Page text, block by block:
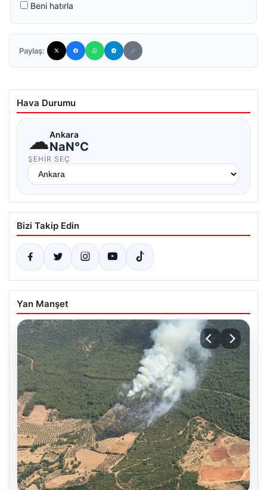
Beni hatırla
Paylaş:
Hava Durumu
☁Ankara
NaN°C
ŞEHIR SEÇ
Bizi Takip Edin
Yan Manşet